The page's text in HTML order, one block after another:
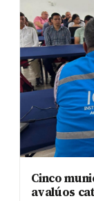
Cinco
avalúos